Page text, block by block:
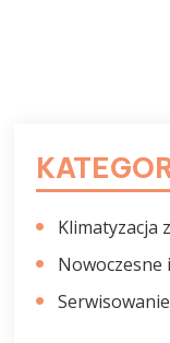
Klimatyzacja
Nowoczesne